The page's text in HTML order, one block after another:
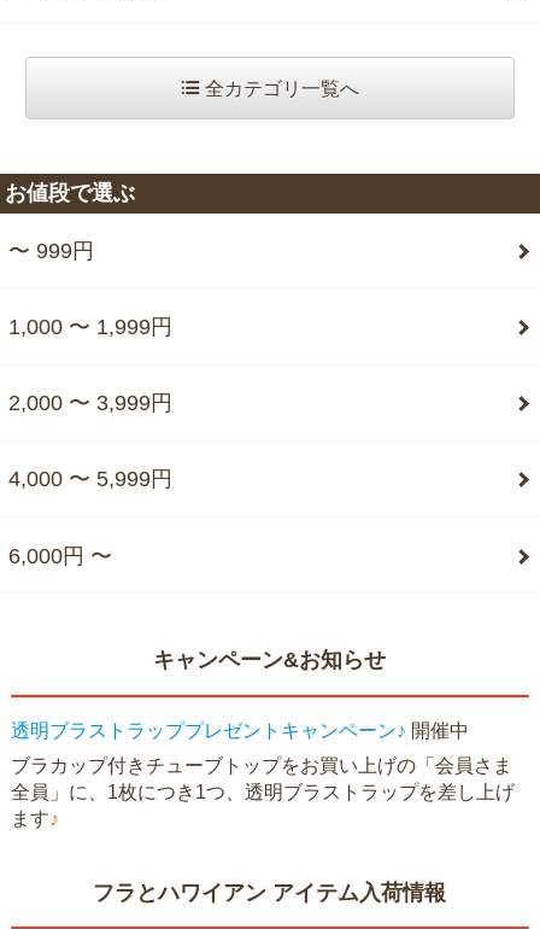
全カテゴリ一覧へ
お値段で選ぶ
〜 999円
1,000 〜 1,999円
2,000 〜 3,999円
4,000 〜 5,999円
6,000円 〜
キャンペーン&お知らせ
透明ブラストラッププレゼントキャンペーン♪ 開催中
ブラカップ付きチューブトップをお買い上げの「会員さま
全員」に、1枚につき1つ、透明ブラストラップを差し上げ
ます♪
フラとハワイアン アイテム入荷情報